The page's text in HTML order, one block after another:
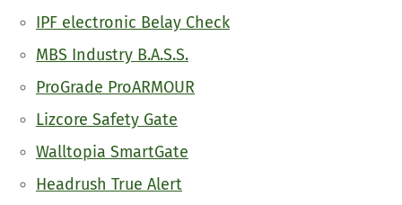
IPF electronic Belay Check
MBS Industry B.A.S.S.
ProGrade ProARMOUR
Lizcore Safety Gate
Walltopia SmartGate
Headrush True Alert